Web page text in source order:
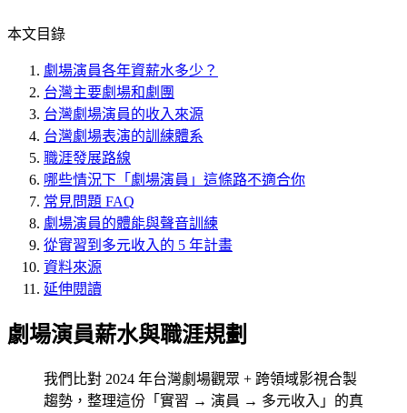
本文目錄
劇場演員各年資薪水多少？
台灣主要劇場和劇團
台灣劇場演員的收入來源
台灣劇場表演的訓練體系
職涯發展路線
哪些情況下「劇場演員」這條路不適合你
常見問題 FAQ
劇場演員的體能與聲音訓練
從實習到多元收入的 5 年計畫
資料來源
延伸閱讀
劇場演員薪水與職涯規劃
我們比對 2024 年台灣劇場觀眾 + 跨領域影視合製
趨勢，整理這份「實習 → 演員 → 多元收入」的真